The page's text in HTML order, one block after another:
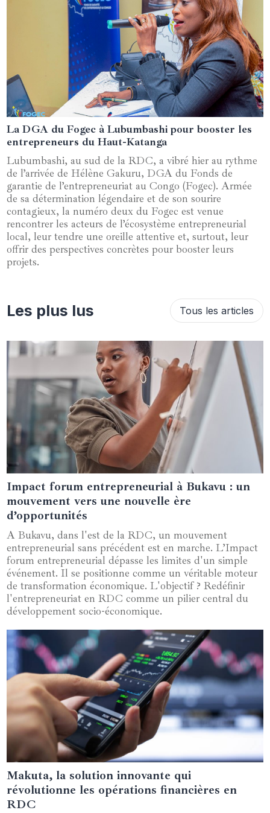
27 mars 2025
La DGA du Fogec à Lubumbashi pour booster les
entrepreneurs du Haut-Katanga
Lubumbashi, au sud de la RDC, a vibré hier au rythme
de l’arrivée de Hélène Gakuru, DGA du Fonds de
garantie de l’entrepreneuriat au Congo (Fogec). Armée
de sa détermination légendaire et de son sourire
contagieux, la numéro deux du Fogec est venue
rencontrer les acteurs de l’écosystème entrepreneurial
local, leur tendre une oreille attentive et, surtout, leur
offrir des perspectives concrètes pour booster leurs
projets.
Les plus lus Tous les articles
23 septembre 2024
Impact forum entrepreneurial à Bukavu : un
mouvement vers une nouvelle ère
d’opportunités
A Bukavu, dans l'est de la RDC, un mouvement
entrepreneurial sans précédent est en marche. L’Impact
forum entrepreneurial dépasse les limites d'un simple
événement. Il se positionne comme un véritable moteur
de transformation économique. L'objectif ? Redéfinir
l'entrepreneuriat en RDC comme un pilier central du
développement socio-économique.
20 juin 2024
Makuta, la solution innovante qui
révolutionne les opérations financières en
RDC